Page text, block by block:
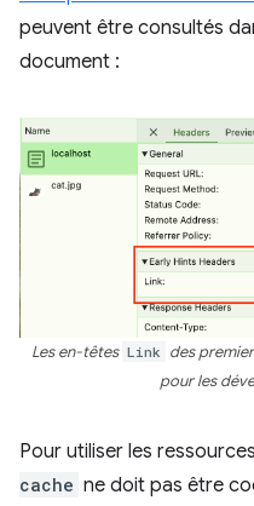
peuvent être consultés
document :
Les en-têtes Link des
pour les
Pour utiliser les
cache ne doit pas être